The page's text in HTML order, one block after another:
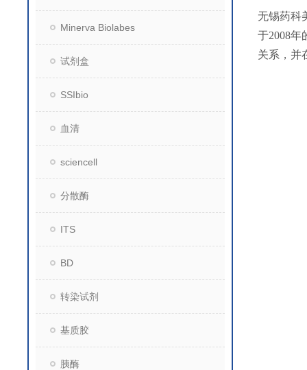
Minerva Biolabes
试剂盒
SSIbio
血清
sciencell
分散酶
ITS
BD
转染试剂
基质胶
胰酶
无锡药科
于2008年
关系，并